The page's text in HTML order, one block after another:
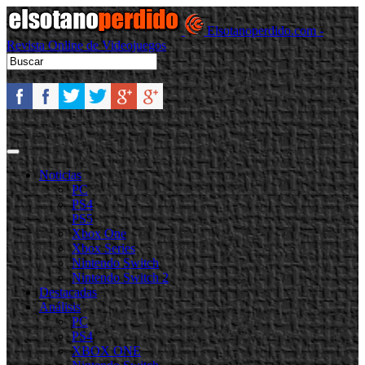
Elsotanoperdido.com -
Revista Online de Videojuegos
Noticias
PC
PS4
PS5
Xbox One
Xbox Series
Nintendo Switch
Nintendo Switch 2
Destacadas
Análisis
PC
PS4
XBOX ONE